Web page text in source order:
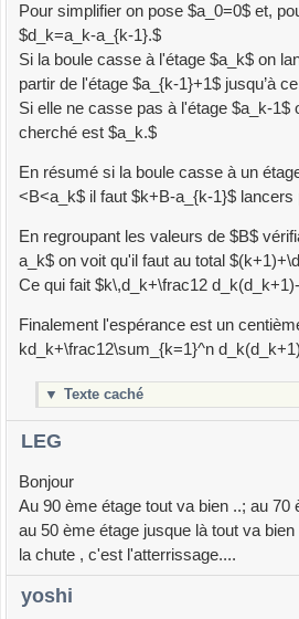
Pour simplifier on pose $a_0=0$ et,
$d_k=a_k-a_{k-1}.$
Si la boule casse à l'étage $a_k$ on
partir de l'étage $a_{k-1}+1$ jusqu’à
Si elle ne casse pas à l'étage $a_k-1$
cherché est $a_k.$
En résumé si la boule casse à un
<B<a_k$ il faut $k+B-a_{k-1}$ lancers
En regroupant les valeurs de $B$
a_k$ on voit qu'il faut au total
Ce qui fait $k\,d_k+\frac12
Finalement l'espérance est un
kd_k+\frac12\sum_{k=1}^n
▼ Texte caché
LEG
Bonjour
Au 90 ème étage tout va bien ..; au 70
au 50 ème étage jusque là tout va
la chute , c'est l'atterrissage....
yoshi